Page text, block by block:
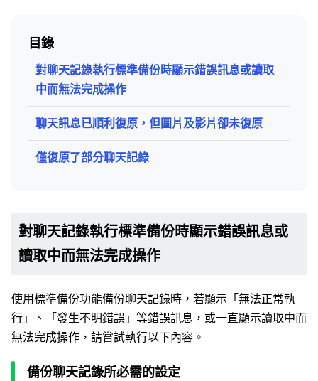
目錄
對聊天記錄執行標準備份時顯示錯誤訊息或讀取
中而無法完成操作
聊天訊息已順利復原，但圖片及影片卻未復原
僅復原了部分聊天記錄
對聊天記錄執行標準備份時顯示錯誤訊息或
讀取中而無法完成操作
使用標準備份功能備份聊天記錄時，若顯示「無法正常執
行」、「發生不明錯誤」等錯誤訊息，或一直顯示讀取中而
無法完成操作，請嘗試執行以下內容。
備份聊天記錄所必需的設定